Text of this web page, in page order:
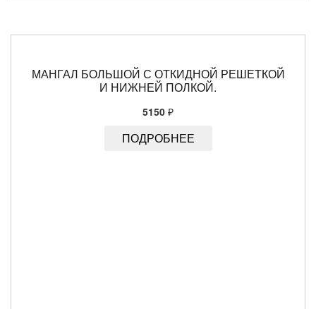
МАНГАЛ БОЛЬШОЙ С ОТКИДНОЙ РЕШЕТКОЙ
И НИЖНЕЙ ПОЛКОЙ.
5150 ₽
ПОДРОБНЕЕ